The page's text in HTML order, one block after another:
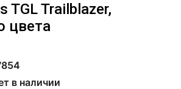
TGL Trailblazer,
цвета
в наличии